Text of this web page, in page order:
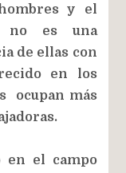
y el
no es una
de ellas con
en los
ocupan más
en el campo